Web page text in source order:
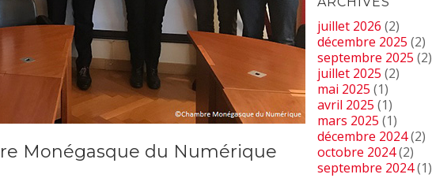
Monégasque du Numérique
juillet 2026 (2)
décembre 2025 (2)
septembre 2025 (2)
juillet 2025 (2)
mai 2025 (1)
avril 2025 (1)
mars 2025 (1)
décembre 2024(2)
octobre 2024(2)
septembre 2024(1)